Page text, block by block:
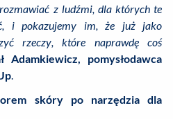
z ludźmi, dla których te
i pokazujemy im, że już jako
rzeczy, które naprawdę coś
Adamkiewicz, pomysłodawca
.
skóry po narzędzia dla